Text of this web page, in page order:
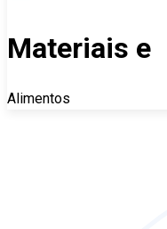
Materiais e
Alimentos